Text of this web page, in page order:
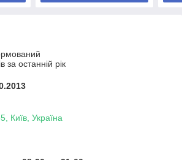
за останній рік
Київ, Україна